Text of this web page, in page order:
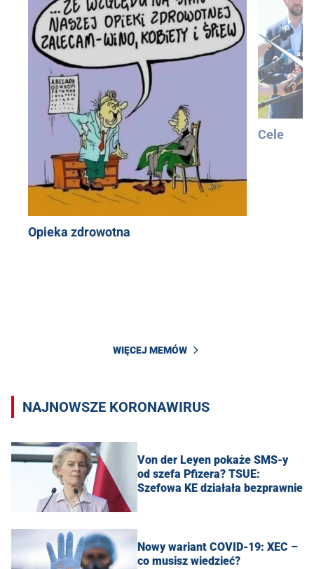
Opieka zdrowotna
Cele
WIĘCEJ MEMÓW
NAJNOWSZE KORONAWIRUS
Von der Leyen pokaże SMS-y
od szefa Pfizera? TSUE:
Szefowa KE działała bezprawnie
Nowy wariant COVID-19: XEC –
co musisz wiedzieć?